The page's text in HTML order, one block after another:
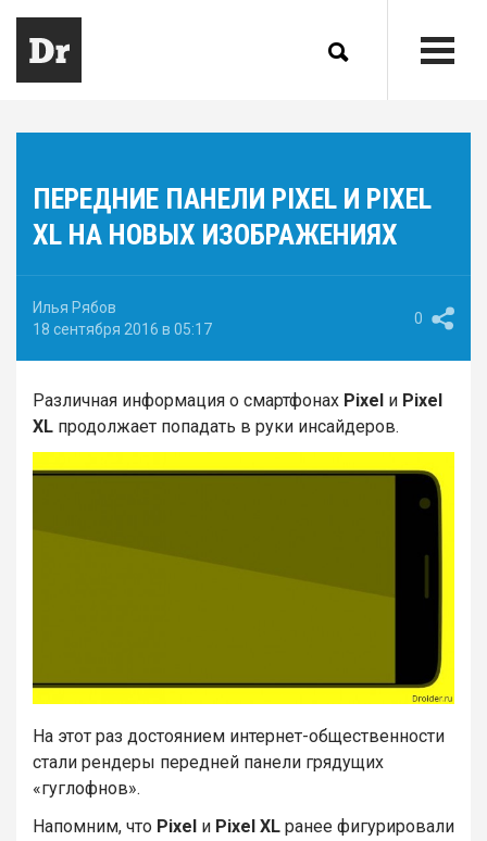
ПЕРЕДНИЕ ПАНЕЛИ PIXEL И PIXEL
XL НА НОВЫХ ИЗОБРАЖЕНИЯХ
Илья Рябов
18 сентября 2016 в 05:17
0
Различная информация о смартфонах Pixel и Pixel
XL продолжает попадать в руки инсайдеров.
На этот раз достоянием интернет-общественности
стали рендеры передней панели грядущих
«гуглофнов».
Напомним, что Pixel и Pixel XL ранее фигурировали